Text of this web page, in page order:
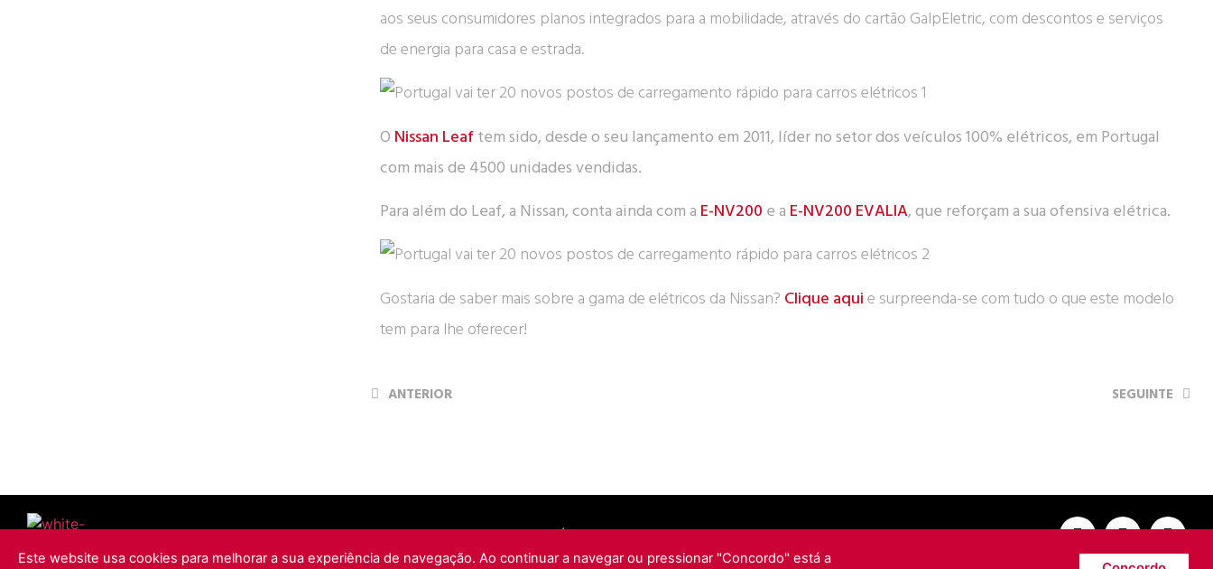
aos seus consumidores planos integrados para a mobilidade, através do cartão GalpEletric, com descontos e serviços
de energia para casa e estrada.
O Nissan Leaf tem sido, desde o seu lançamento em 2011, líder no setor dos veículos 100% elétricos, em Portugal
com mais de 4500 unidades vendidas.
Para além do Leaf, a Nissan, conta ainda com a E-NV200 e a E-NV200 EVALIA, que reforçam a sua ofensiva elétrica.
Gostaria de saber mais sobre a gama de elétricos da Nissan? Clique aqui e surpreenda-se com tudo o que este modelo
tem para lhe oferecer!
ANTERIOR SEGUINTE
POLÍTICA DE PRIVACIDADE
Este website usa cookies para melhorar a sua experiência de navegação. Ao continuar a navegar ou pressionar "Concordo" está a